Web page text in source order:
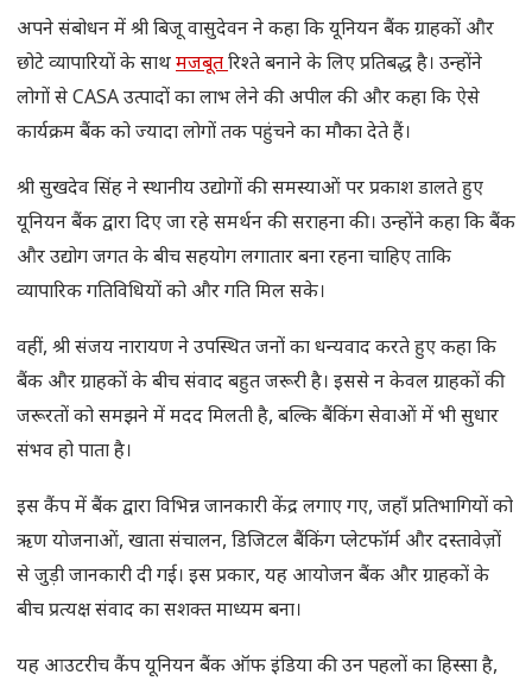
अपने संबोधन में श्री बिजू वासुदेवन ने कहा कि यूनियन बैंक ग्राहकों और
छोटे व्यापारियों के साथमजबूतरिश्ते बनाने के लिए प्रतिबद्ध है। उन्होंने
लोगों से CASA उत्पादों का लाभ लेने की अपील की और कहा कि ऐसे
कार्यक्रम बैंक को ज्यादा लोगों तक पहुंचने का मौका देते हैं।
श्री सुखदेव सिंह ने स्थानीय उद्योगों की समस्याओं पर प्रकाश डालते हुए
यूनियन बैंक द्वारा दिए जा रहे समर्थन की सराहना की। उन्होंने कहा कि बैंक
और उद्योग जगत के बीच सहयोग लगातार बना रहना चाहिए ताकि
व्यापारिक गतिविधियों को और गति मिल सके।
वहीं, श्री संजय नारायण ने उपस्थित जनों का धन्यवाद करते हुए कहा कि
बैंक और ग्राहकों के बीच संवाद बहुत जरूरी है। इससे न केवल ग्राहकों की
जरूरतों को समझने में मदद मिलती है, बल्कि बैंकिंग सेवाओं में भी सुधार
संभव हो पाता है।
इस कैंप में बैंक द्वारा विभिन्न जानकारी केंद्र लगाए गए, जहाँ प्रतिभागियों को
ऋण योजनाओं, खाता संचालन, डिजिटल बैंकिंग प्लेटफॉर्म और दस्तावेज़ों
से जुड़ी जानकारी दी गई। इस प्रकार, यह आयोजन बैंक और ग्राहकों के
बीच प्रत्यक्ष संवाद का सशक्त माध्यम बना।
यह आउटरीच कैंप यूनियन बैंक ऑफ इंडिया की उन पहलों का हिस्सा है,